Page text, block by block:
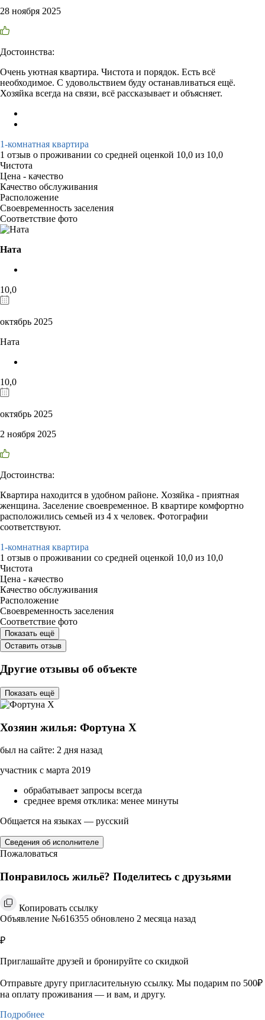
28 ноября 2025
Достоинства:
Очень уютная квартира. Чистота и порядок. Есть всё
необходимое. С удовольствием буду останавливаться ещё.
Хозяйка всегда на связи, всё рассказывает и объясняет.
1-комнатная квартира
1 отзыв о проживании со средней оценкой 10,0 из 10,0
Чистота
Цена - качество
Качество обслуживания
Расположение
Своевременность заселения
Соответствие фото
Ната
10,0
октябрь 2025
Ната
10,0
октябрь 2025
2 ноября 2025
Достоинства:
Квартира находится в удобном районе. Хозяйка - приятная
женщина. Заселение своевременное. В квартире комфортно
расположились семьей из 4 х человек. Фотографии
соответствуют.
1-комнатная квартира
1 отзыв о проживании со средней оценкой 10,0 из 10,0
Чистота
Цена - качество
Качество обслуживания
Расположение
Своевременность заселения
Соответствие фото
Показать ещё
Оставить отзыв
Другие отзывы об объекте
Показать ещё
Хозяин жилья: Фортуна Х
был на сайте: 2 дня назад
участник с марта 2019
обрабатывает запросы всегда
среднее время отклика: менее минуты
Общается на языках — русский
Сведения об исполнителе
Пожаловаться
Понравилось жильё? Поделитесь с друзьями
Копировать ссылку
Объявление №616355 обновлено 2 месяца назад
₽
Приглашайте друзей и бронируйте со скидкой
Отправьте другу пригласительную ссылку. Мы подарим по 500₽
на оплату проживания — и вам, и другу.
Подробнее